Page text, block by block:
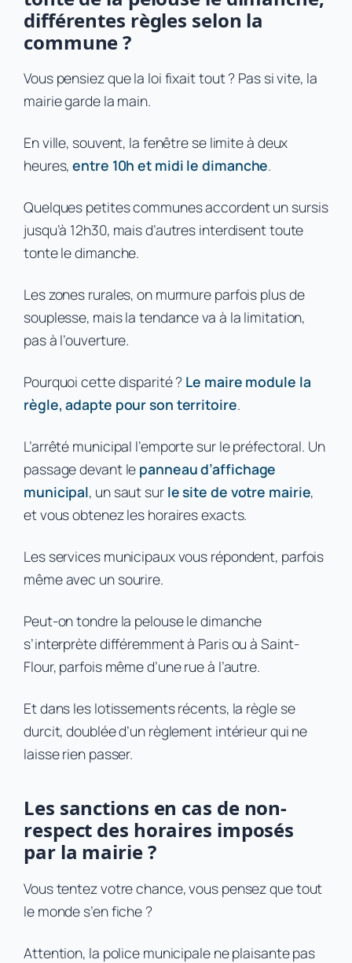
différentes règles selon la
commune ?
Vous pensiez que la loi fixait tout ? Pas si vite, la
mairie garde la main.
En ville, souvent, la fenêtre se limite à deux
heures,entre 10h et midi le dimanche.
Quelques petites communes accordent un sursis
jusqu’à 12h30, mais d’autres interdisent toute
tonte le dimanche.
Les zones rurales, on murmure parfois plus de
souplesse, mais la tendance va à la limitation,
pas à l’ouverture.
Pourquoi cette disparité ? Le maire module la
règle, adapte pour son territoire.
L’arrêté municipal l’emporte sur le préfectoral. Un
passage devant le panneau d’affichage
municipal, un saut sur le site de votre mairie,
et vous obtenez les horaires exacts.
Les services municipaux vous répondent, parfois
même avec un sourire.
Peut-on tondre la pelouse le dimanche
s’interprète différemment à Paris ou à Saint-
Flour, parfois même d’une rue à l’autre.
Et dans les lotissements récents, la règle se
durcit, doublée d’un règlement intérieur qui ne
laisse rien passer.
Les sanctions en cas de non-
respect des horaires imposés
par la mairie ?
Vous tentez votre chance, vous pensez que tout
le monde s’en fiche ?
Attention, la police municipale ne plaisante pas